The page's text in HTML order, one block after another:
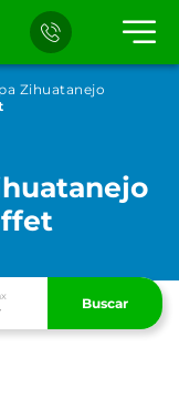
Zihuatanejo
Buscar